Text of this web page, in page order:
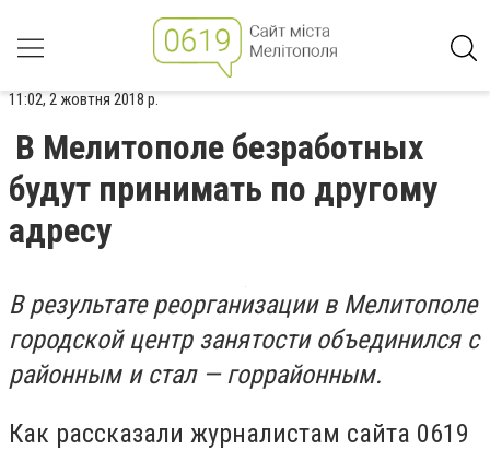
11:02, 2 жовтня 2018 р.
В Мелитополе безработных
будут принимать по другому
адресу
В результате реорганизации в Мелитополе
городской центр занятости объединился с
районным и стал — горрайонным.
Как рассказали журналистам сайта 0619